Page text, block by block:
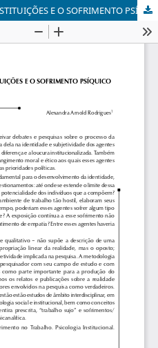
A LÓGICA OPRESSORA NAS INSTITUIÇÕES E O SOFRIMENTO PSÍQUICO DE SEUS AGENTES